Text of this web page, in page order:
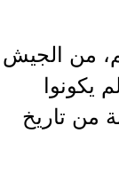
من الجيش
يكونوا
من تاريخ